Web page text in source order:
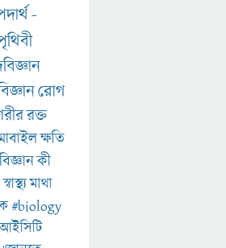
-
রোগ
রক্ত
ক্ষতি
কী
স্বাস্থ্যমাথা
#biology